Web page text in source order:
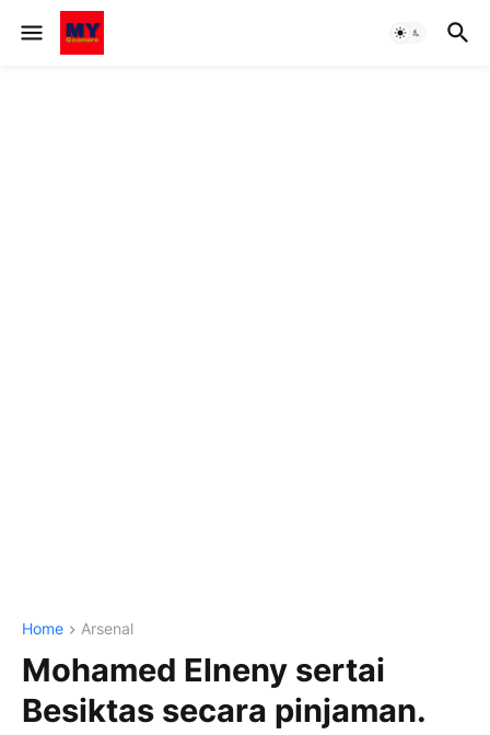
Home Arsenal
Mohamed Elneny sertai
Besiktas secara pinjaman.